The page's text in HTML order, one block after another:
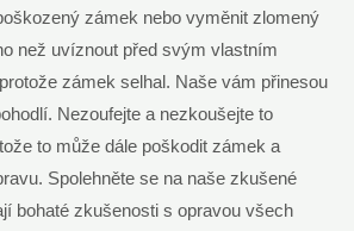
zámek nebo vyměnit zlomený
než uvíznout před svým vlastním
zámek selhal. Naše vám přinesou
Nezoufejte a nezkoušejte to
to může dále poškodit zámek a
Spolehněte se na naše zkušené
bohaté zkušenosti s opravou všech